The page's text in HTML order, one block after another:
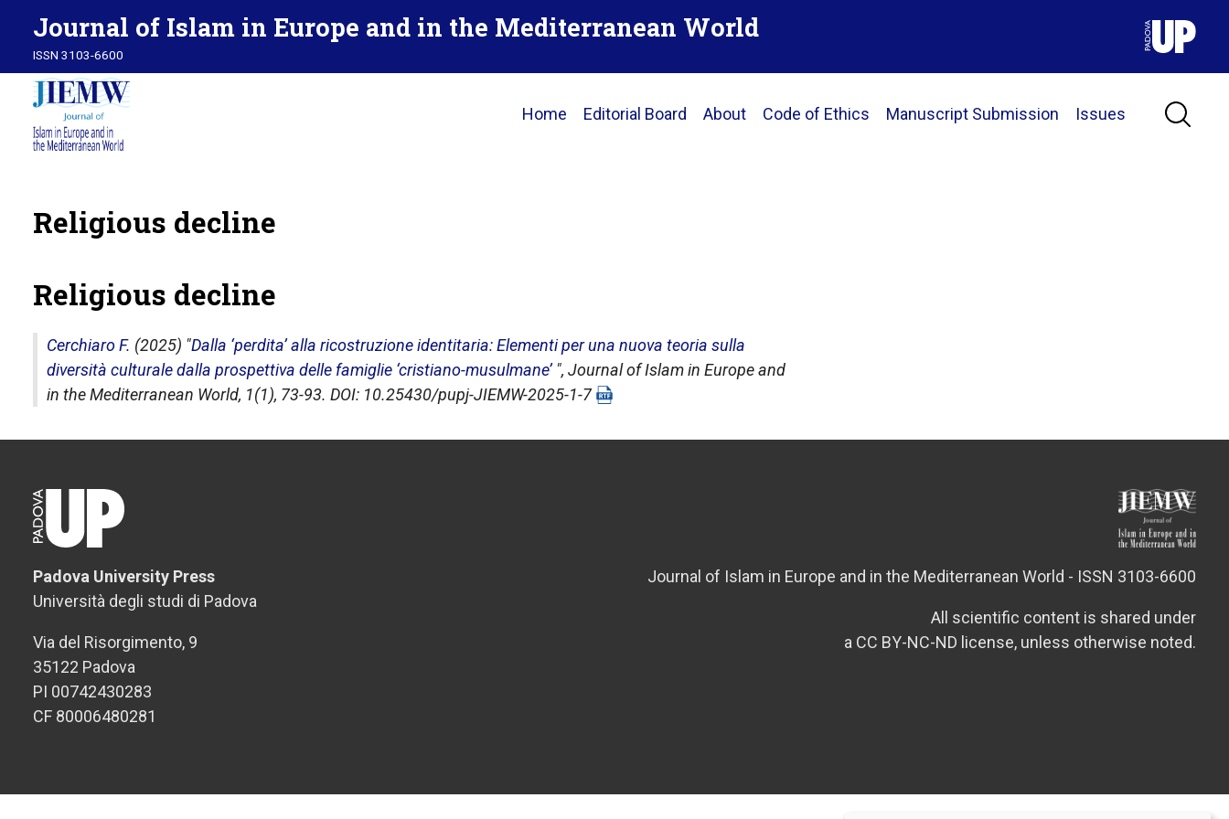
Journal of Islam in Europe and in the Mediterranean World
ISSN 3103-6600
Main
Home Editorial Board About Code of Ethics Manuscript Submission Issues
Religious decline
Religious decline
Cerchiaro F. (2025) "Dalla ‘perdita’ alla ricostruzione identitaria: Elementi per una nuova teoria sulla
diversità culturale dalla prospettiva delle famiglie ‘cristiano-musulmane’", Journal of Islam in Europe and
in the Mediterranean World, 1(1), 73-93. DOI: 10.25430/pupj-JIEMW-2025-1-7
Padova University Press
Università degli studi di Padova
Via del Risorgimento, 9
35122 Padova
PI 00742430283
CF 80006480281
Journal of Islam in Europe and in the Mediterranean World - ISSN 3103-6600
All scientific content is shared under
a CC BY-NC-ND license, unless otherwise noted.